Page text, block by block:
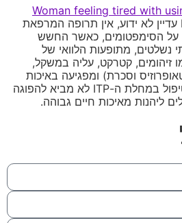
יוון שהגורם למחלת ה-ITP עדיין לא ידוע, אין תרופה המרפאת
על הסימפטומים, כאשר החשש
נשלטים, מתופעות הלוואי של
זיהומים, קטרקט, עליה במשקל,
וסכרת) ומפגיעה באיכות
החיים. אולם גם כאשר הטיפול במחלת ה-ITP לא מביא להפוגה
ליהנות מאיכות חיים גבוהה.